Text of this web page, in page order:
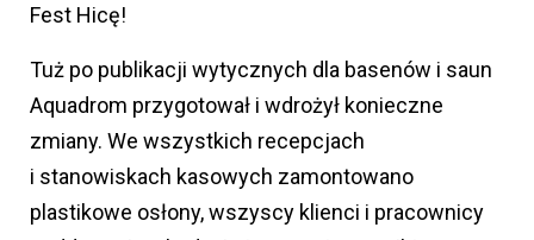
Fest Hicę!
Tuż po publikacji wytycznych dla basenów i saun
Aquadrom przygotował i wdrożył konieczne
zmiany. We wszystkich recepcjach
i stanowiskach kasowych zamontowano
plastikowe osłony, wszyscy klienci i pracownicy